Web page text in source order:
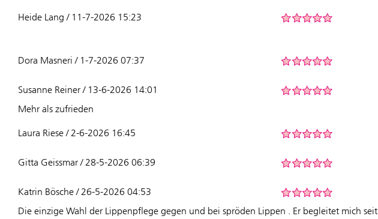
Heide Lang / 11-7-2026 15:23
Dora Masneri / 1-7-2026 07:37
Susanne Reiner / 13-6-2026 14:01
Mehr als zufrieden
Laura Riese / 2-6-2026 16:45
Gitta Geissmar / 28-5-2026 06:39
Katrin Bösche / 26-5-2026 04:53
Die einzige Wahl der Lippenpflege gegen und bei spröden Lippen . Er begleitet mich seit